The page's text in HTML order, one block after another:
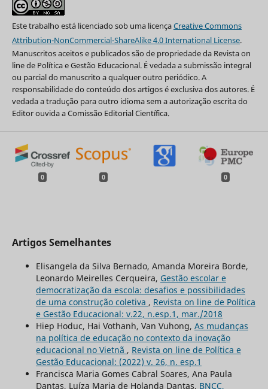
Este trabalho está licenciado sob uma licençaCreative Commons
Attribution-NonCommercial-ShareAlike 4.0 International License.
Manuscritos aceitos e publicados são de propriedade da Revista on
line de Política e Gestão Educacional. É vedada a submissão integral
ou parcial do manuscrito a qualquer outro periódico. A
responsabilidade do conteúdo dos artigos é exclusiva dos autores. É
vedada a tradução para outro idioma sem a autorização escrita do
Editor ouvida a Comissão Editorial Científica.
0 0 0
Artigos Semelhantes
Elisangela da Silva Bernado, Amanda Moreira Borde,
Leonardo Meirelles Cerqueira, Gestão escolar e
democratização da escola: desafios e possibilidades
de uma construção coletiva , Revista on line de Política
e Gestão Educacional: v.22, n.esp.1, mar./2018
Hiep Hoduc, Hai Vothanh, Van Vuhong, As mudanças
na política de educação no contexto da inovação
educacional no Vietnã , Revista on line de Política e
Gestão Educacional: (2022) v. 26, n. esp.1
Francisca Maria Gomes Cabral Soares, Ana Paula
Dantas, Luíza Maria de Holanda Dantas, BNCC,